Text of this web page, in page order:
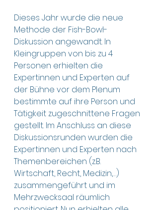
Dieses Jahr wurde die neue
Methode der Fish-Bowl-
Diskussion angewandt. In
Kleingruppen von bis zu 4
Personen erhielten die
Expertinnen und Experten auf
der Bühne vor dem Plenum
bestimmte auf ihre Person und
Tätigkeit zugeschnittene Fragen
gestellt. Im Anschluss an diese
Diskussionsrunden wurden die
Expertinnen und Experten nach
Themenbereichen (z.B.
Wirtschaft, Recht, Medizin,…)
zusammengeführt und im
Mehrzwecksaal räumlich